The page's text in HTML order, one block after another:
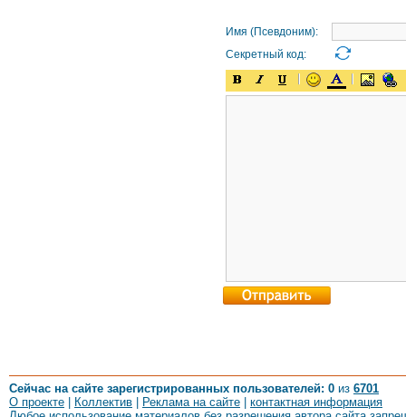
Имя (Псевдоним):
Секретный код:
Сейчас на сайте зарегистрированных пользователей: 0 из 6701
О проекте
Коллектив Реклама на сайте
контактная информация